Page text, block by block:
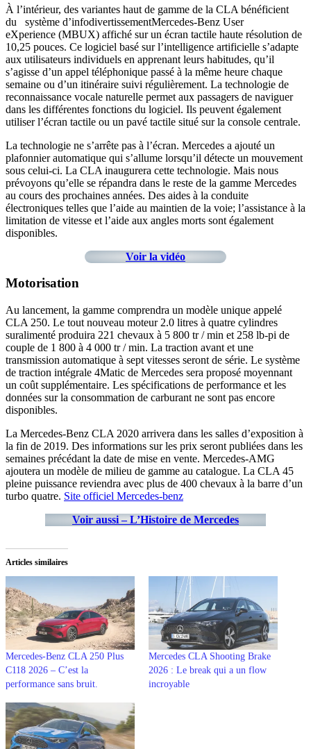
À l’intérieur, des variantes haut de gamme de la CLA bénéficient
du système d’infodivertissementMercedes-Benz User
eXperience (MBUX) affiché sur un écran tactile haute résolution de
10,25 pouces. Ce logiciel basé sur l’intelligence artificielle s’adapte
aux utilisateurs individuels en apprenant leurs habitudes, qu’il
s’agisse d’un appel téléphonique passé à la même heure chaque
semaine ou d’un itinéraire suivi régulièrement. La technologie de
reconnaissance vocale naturelle permet aux passagers de naviguer
dans les différentes fonctions du logiciel. Ils peuvent également
utiliser l’écran tactile ou un pavé tactile situé sur la console centrale.
La technologie ne s’arrête pas à l’écran. Mercedes a ajouté un
plafonnier automatique qui s’allume lorsqu’il détecte un mouvement
sous celui-ci. La CLA inaugurera cette technologie. Mais nous
prévoyons qu’elle se répandra dans le reste de la gamme Mercedes
au cours des prochaines années. Des aides à la conduite
électroniques telles que l’aide au maintien de la voie; l’assistance à la
limitation de vitesse et l’aide aux angles morts sont également
disponibles.
Voir la vidéo
Motorisation
Au lancement, la gamme comprendra un modèle unique appelé
CLA 250. Le tout nouveau moteur 2.0 litres à quatre cylindres
suralimenté produira 221 chevaux à 5 800 tr / min et 258 lb-pi de
couple de 1 800 à 4 000 tr / min. La traction avant et une
transmission automatique à sept vitesses seront de série. Le système
de traction intégrale 4Matic de Mercedes sera proposé moyennant
un coût supplémentaire. Les spécifications de performance et les
données sur la consommation de carburant ne sont pas encore
disponibles.
La Mercedes-Benz CLA 2020 arrivera dans les salles d’exposition à
la fin de 2019. Des informations sur les prix seront publiées dans les
semaines précédant la date de mise en vente. Mercedes-AMG
ajoutera un modèle de milieu de gamme au catalogue. La CLA 45
pleine puissance reviendra avec plus de 400 chevaux à la barre d’un
turbo quatre. Site officiel Mercedes-benz
Voir aussi – L’Histoire de Mercedes
Articles similaires
Mercedes-Benz CLA 250 Plus
C118 2026 – C’est la
performance sans bruit.
Mercedes CLA Shooting Brake
2026 : Le break qui a un flow
incroyable